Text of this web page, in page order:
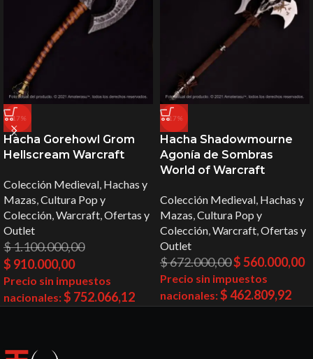
-17%
Hacha Gorehowl Grom
Hellscream Warcraft
Colección Medieval, Hachas y
Mazas,Cultura Pop y
Colección,Warcraft,Ofertas y
Outlet
$1.100.000,00
$ 910.000,00
Precio sin impuestos
nacionales:$ 752.066,12
-17%
Hacha Shadowmourne
Agonía de Sombras
World of Warcraft
Colección Medieval, Hachas y
Mazas,Cultura Pop y
Colección,Warcraft,Ofertas y
Outlet
$672.000,00$560.000,00
Precio sin impuestos
nacionales:$462.809,92